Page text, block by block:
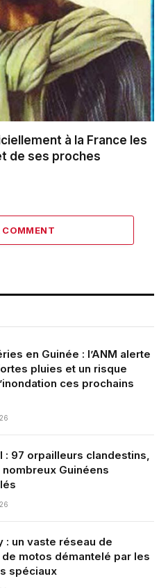
à la France les
de ses proches
COMMENT
en Guinée : l’ANM alerte
pluies et un risque
ces prochains
: 97 orpailleurs clandestins,
Guinéens
: un vaste réseau de
motos démantelé par les
spéciaux